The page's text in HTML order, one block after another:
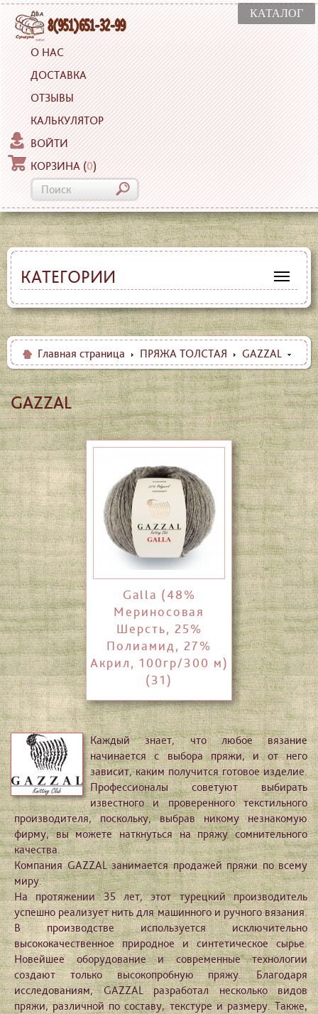
КАТАЛОГ
О НАС
ДОСТАВКА
ОТЗЫВЫ
КАЛЬКУЛЯТОР
ВОЙТИ
КОРЗИНА (0)
КАТЕГОРИИ
Главная страница ПРЯЖА ТОЛСТАЯ GAZZAL
GAZZAL
Galla (48%
Мериносовая
Шерсть, 25%
Полиамид, 27%
Акрил, 100гр/300 м)
(31)
Каждый знает, что любое вязание
начинается с выбора пряжи, и от него
зависит, каким получится готовое изделие.
Профессионалы советуют выбирать
известного и проверенного текстильного
производителя, поскольку, выбрав никому незнакомую
фирму, вы можете наткнуться на пряжу сомнительного
качества.
Компания GAZZAL занимается продажей пряжи по всему
миру.
На протяжении 35 лет, этот турецкий производитель
успешно реализует нить для машинного и ручного вязания.
В производстве используется исключительно
высококачественное природное и синтетическое сырье.
Новейшее оборудование и современные технологии
создают только высокопробную пряжу. Благодаря
исследованиям, GAZZAL разработал несколько видов
пряжи, различной по составу, текстуре и размеру. Также,